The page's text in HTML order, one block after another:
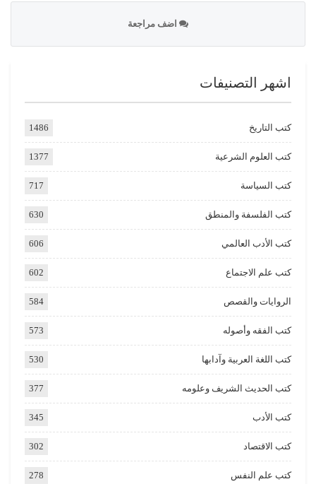
اضف مراجعة
اشهر التصنيفات
كتب التاريخ 1486
كتب العلوم الشرعية 1377
كتب السياسة 717
كتب الفلسفة والمنطق 630
كتب الأدب العالمي 606
كتب علم الاجتماع 602
الروايات والقصص 584
كتب الفقه وأصوله 573
كتب اللغة العربية وآدابها 530
كتب الحديث الشريف وعلومه 377
كتب الأدب 345
كتب الاقتصاد 302
كتب علم النفس 278